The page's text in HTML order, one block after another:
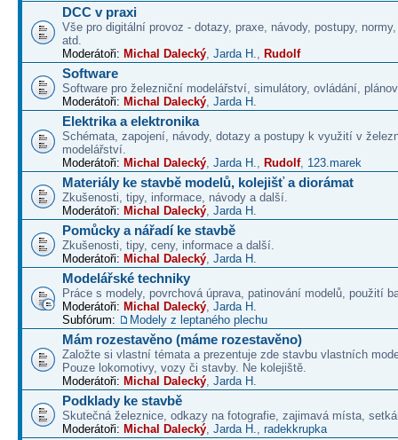
DCC v praxi
Vše pro digitální provoz - dotazy, praxe, návody, postupy,
atd.
Moderátoři: Michal Dalecký, Jarda H., Rudolf
Software
Software pro železniční modelářství, simulátory, ovládání,
Moderátoři: Michal Dalecký, Jarda H.
Elektrika a elektronika
Schémata, zapojení, návody, dotazy a postupy k využití v
modelářství.
Moderátoři: Michal Dalecký, Jarda H., Rudolf, 123.marek
Materiály ke stavbě modelů, kolejišť a diorámat
Zkušenosti, tipy, informace, návody a další.
Moderátoři: Michal Dalecký, Jarda H.
Pomůcky a nářadí ke stavbě
Zkušenosti, tipy, ceny, informace a další.
Moderátoři: Michal Dalecký, Jarda H.
Modelářské techniky
Práce s modely, povrchová úprava, patinování modelů, použití
Moderátoři: Michal Dalecký, Jarda H.
Subfórum:
Modely z leptaného plechu
Mám rozestavěno (máme rozestavěno)
Založte si vlastní témata a prezentuje zde stavbu vlastních
Pouze lokomotivy, vozy či stavby. Ne kolejiště.
Moderátoři: Michal Dalecký, Jarda H.
Podklady ke stavbě
Skutečná železnice, odkazy na fotografie, zajimavá místa,
Moderátoři: Michal Dalecký, Jarda H., radekkrupka